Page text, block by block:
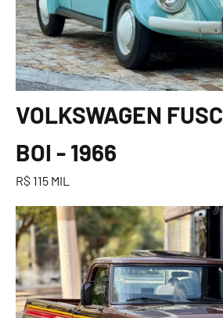
VOLKSWAGEN
BOI - 1966
R$ 115 MIL